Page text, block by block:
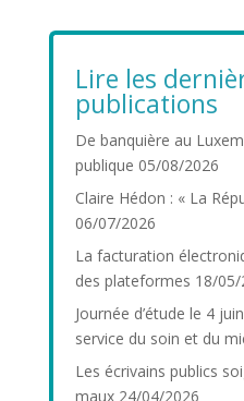
Lire les
publications
De banquière au
publique 05/08/2026
Claire Hédon : « La
06/07/2026
La facturation
des plateformes 18/05/
Journée d’étude le 4
service du soin et du
Les écrivains publics
maux 24/04/2026